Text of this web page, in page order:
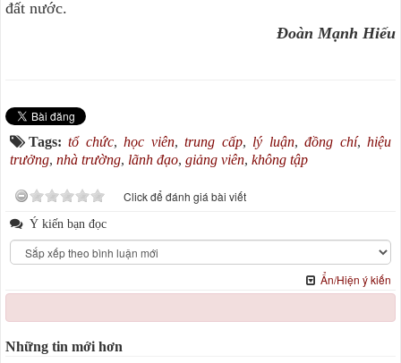
đất nước.
Đoàn Mạnh Hiếu
Tags:tổ chức,học viên,trung cấp, lý luận,đồng chí,hiệu
trưởng, nhà trường, lãnh đạo, giảng viên, không tập
Click để đánh giá bài viết
Ý kiến bạn đọc
Ẩn/Hiện ý kiến
Những tin mới hơn